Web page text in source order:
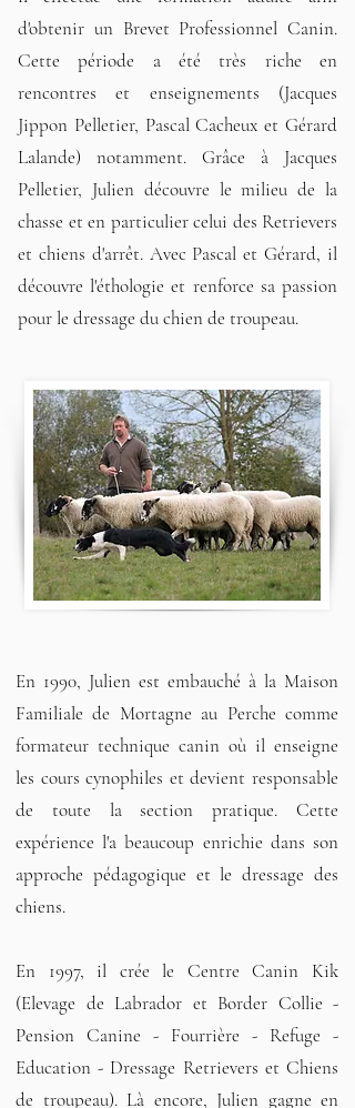
d'obtenir un Brevet Professionnel Canin.
Cette période a été très riche en
rencontres et enseignements (Jacques
Jippon Pelletier, Pascal Cacheux et Gérard
Lalande) notamment. Grâce à Jacques
Pelletier, Julien découvre le milieu de la
chasse et en particulier celui des Retrievers
et chiens d'arrêt. Avec Pascal et Gérard, il
découvre l'éthologie et renforce sa passion
pour le dressage du chien de troupeau.
En 1990, Julien est embauché à la Maison
Familiale de Mortagne au Perche comme
formateur technique canin où il enseigne
les cours cynophiles et devient responsable
de toute la section pratique. Cette
expérience l'a beaucoup enrichie dans son
approche pédagogique et le dressage des
chiens.
En 1997, il crée le Centre Canin Kik
(Elevage de Labrador et Border Collie -
Pension Canine - Fourrière - Refuge -
Education - Dressage Retrievers et Chiens
de troupeau). Là encore, Julien gagne en